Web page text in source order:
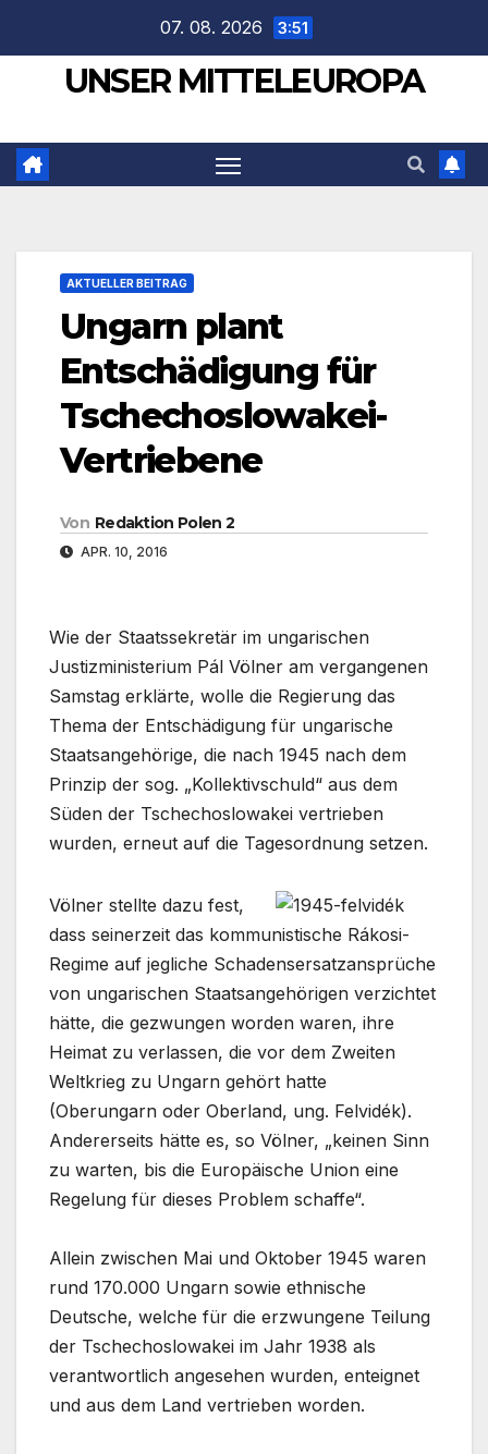
springen
07. 08. 2026 3:51
UNSER MITTELEUROPA
AKTUELLER BEITRAG
Ungarn plant
Entschädigung für
Tschechoslowakei-
Vertriebene
Von Redaktion Polen 2
APR. 10, 2016
Wie der Staatssekretär im ungarischen
Justizministerium Pál Völner am vergangenen
Samstag erklärte, wolle die Regierung das
Thema der Entschädigung für ungarische
Staatsangehörige, die nach 1945 nach dem
Prinzip der sog. „Kollektivschuld“ aus dem
Süden der Tschechoslowakei vertrieben
wurden, erneut auf die Tagesordnung setzen.
Völner stellte dazu fest,
dass seinerzeit das kommunistische Rákosi-
Regime auf jegliche Schadensersatzansprüche
von ungarischen Staatsangehörigen verzichtet
hätte, die gezwungen worden waren, ihre
Heimat zu verlassen, die vor dem Zweiten
Weltkrieg zu Ungarn gehört hatte
(Oberungarn oder Oberland, ung. Felvidék).
Andererseits hätte es, so Völner, „keinen Sinn
zu warten, bis die Europäische Union eine
Regelung für dieses Problem schaffe“.
Allein zwischen Mai und Oktober 1945 waren
rund 170.000 Ungarn sowie ethnische
Deutsche, welche für die erzwungene Teilung
der Tschechoslowakei im Jahr 1938 als
verantwortlich angesehen wurden, enteignet
und aus dem Land vertrieben worden.